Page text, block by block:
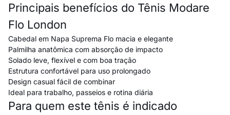
Principais benefícios do Tênis Modare
Flo London
Cabedal em Napa Suprema Flo macia e elegante
Palmilha anatômica com absorção de impacto
Solado leve, flexível e com boa tração
Estrutura confortável para uso prolongado
Design casual fácil de combinar
Ideal para trabalho, passeios e rotina diária
Para quem este tênis é indicado